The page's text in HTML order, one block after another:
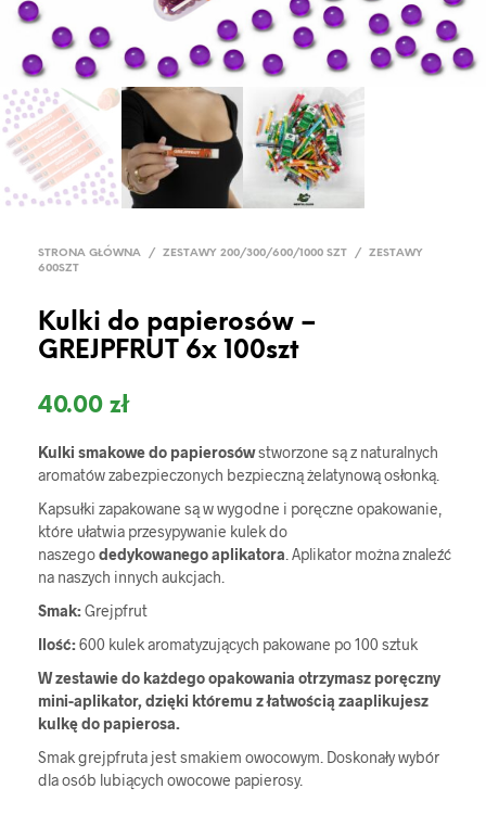
STRONA GŁÓWNA / ZESTAWY 200/300/600/1000 SZT /
ZESTAWY
600SZT
Kulki do papierosów –
GREJPFRUT 6x 100szt
40.00 zł
Kulki smakowe do papierosówstworzone są z naturalnych
aromatów zabezpieczonych bezpieczną żelatynową osłonką.
Kapsułki zapakowane są w wygodne i poręczne opakowanie,
które ułatwia przesypywanie kulek do
naszegodedykowanego aplikatora . Aplikator można znaleźć
na naszych innych aukcjach.
Smak:Grejpfrut
Ilość:600 kulek aromatyzujących pakowane po 100 sztuk
W zestawie do każdego opakowania otrzymasz poręczny
mini-aplikator, dzięki któremu z łatwością zaaplikujesz
kulkę do papierosa.
Smak grejpfruta jest smakiem owocowym. Doskonały wybór
dla osób lubiących owocowe papierosy.